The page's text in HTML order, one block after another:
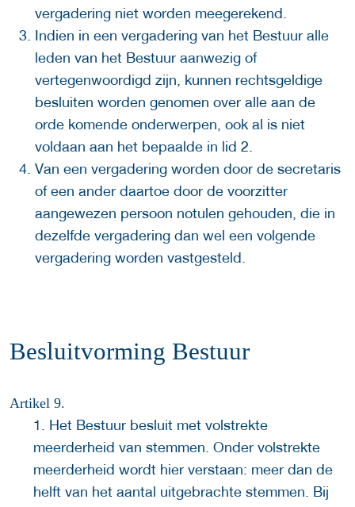
vergadering niet worden meegerekend.
Indien in een vergadering van het Bestuur alle
leden van het Bestuur aanwezig of
vertegenwoordigd zijn, kunnen rechtsgeldige
besluiten worden genomen over alle aan de
orde komende onderwerpen, ook al is niet
voldaan aan het bepaalde in lid 2.
Van een vergadering worden door de secretaris
of een ander daartoe door de voorzitter
aangewezen persoon notulen gehouden, die in
dezelfde vergadering dan wel een volgende
vergadering worden vastgesteld.
Besluitvorming Bestuur
Artikel 9.
1. Het Bestuur besluit met volstrekte
meerderheid van stemmen. Onder volstrekte
meerderheid wordt hier verstaan: meer dan de
helft van het aantal uitgebrachte stemmen. Bij